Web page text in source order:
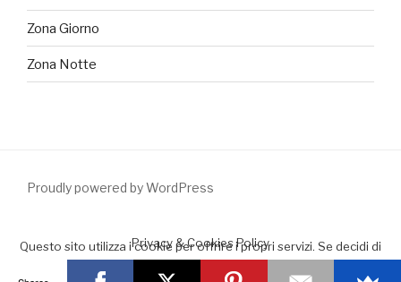
Zona Giorno
Zona Notte
Proudly powered by WordPress
Questo sito utilizza i cookie per offrire i propri servizi. Se decidi di
Privacy & Cookies Policy